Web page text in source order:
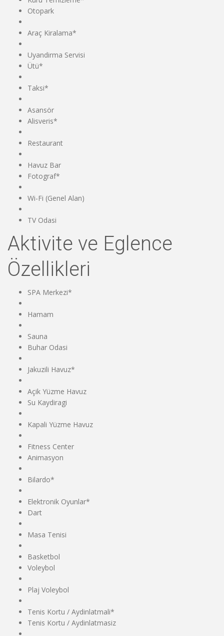
Otopark
Araç Kiralama*
Uyandirma Servisi
Ütü*
Taksi*
Asansör
Alisveris*
Restaurant
Havuz Bar
Fotograf*
Wi-Fi (Genel Alan)
TV Odasi
Aktivite ve Eglence
Özellikleri
SPA Merkezi*
Hamam
Sauna
Buhar Odasi
Jakuzili Havuz*
Açik Yüzme Havuz
Su Kaydiragi
Kapali Yüzme Havuz
Fitness Center
Animasyon
Bilardo*
Elektronik Oyunlar*
Dart
Masa Tenisi
Basketbol
Voleybol
Plaj Voleybol
Tenis Kortu / Aydinlatmali*
Tenis Kortu / Aydinlatmasiz